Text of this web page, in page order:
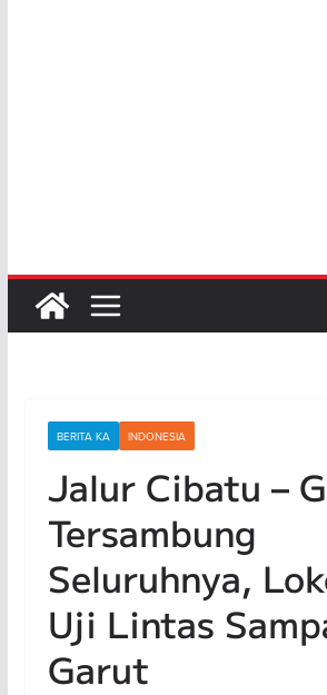
BERITA KA INDONESIA
Jalur Cibatu –
Tersambung
Seluruhnya,
Uji Lintas
Garut